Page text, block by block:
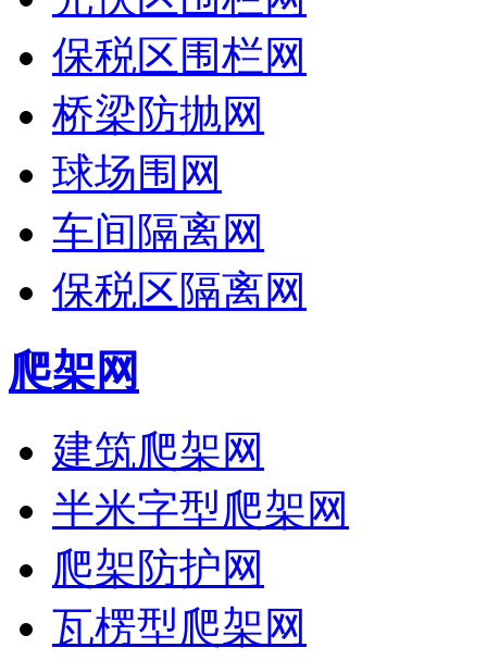
保税区围栏网
桥梁防抛网
球场围网
车间隔离网
保税区隔离网
爬架网
建筑爬架网
半米字型爬架网
爬架防护网
瓦楞型爬架网